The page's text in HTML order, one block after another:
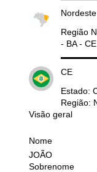
Nordeste
Região
- BA -
CE
Estado:
Região:
Visão geral
Nome
JOÃO
Sobrenome